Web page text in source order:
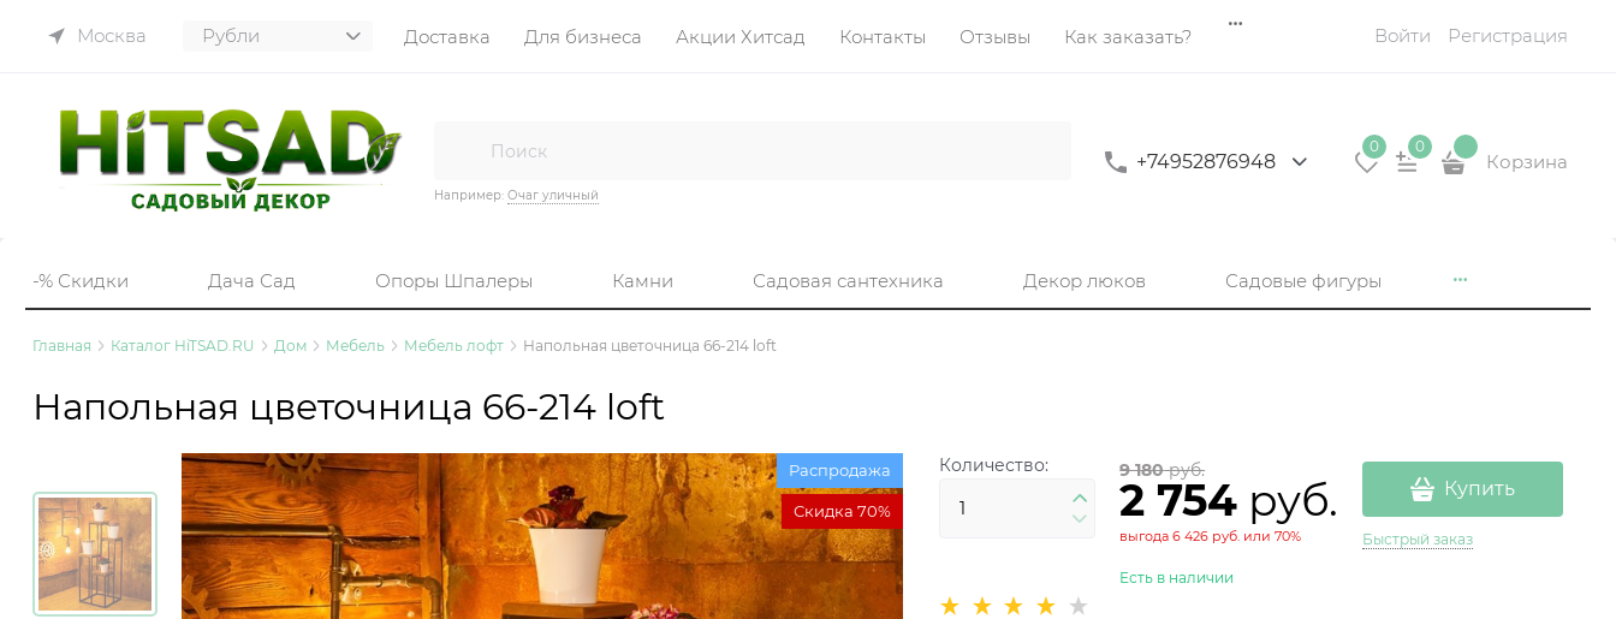
Москва Доставка Для бизнеса Акции Хитсад Контакты Отзывы Как заказать? Войти Регистрация
Например: Очаг уличный
+74952876948
0 0
Корзина
-% Скидки Дача Сад Опоры Шпалеры Камни Садовая сантехника Декор люков Садовые фигуры
Главная Каталог HiTSAD.RU Дом Мебель Мебель лофт Напольная цветочница 66-214 loft
Напольная цветочница 66-214 loft
Распродажа
Скидка 70%
Количество: 9 180 руб.
2 754 руб.
выгода6 426 руб. или70%
Есть в наличии
Купить
Быстрый заказ